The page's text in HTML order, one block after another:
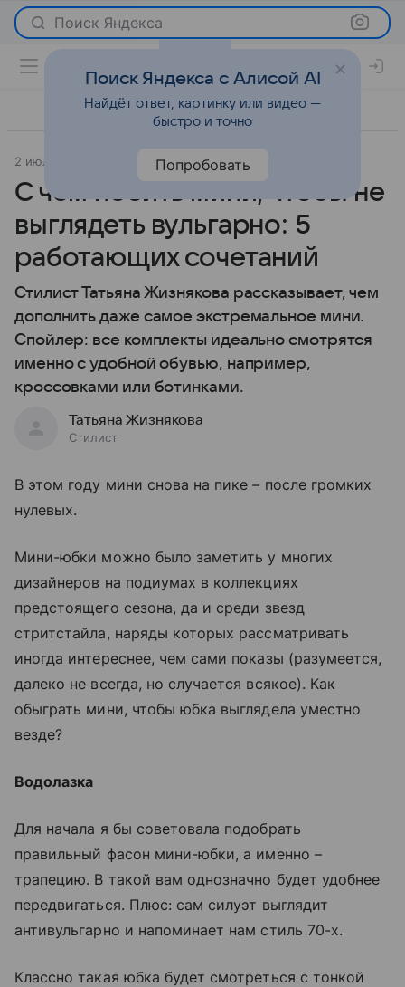
Поиск Яндекса
2 июля 2022
С чем носить мини, чтобы не
выглядеть вульгарно: 5
работающих сочетаний
Стилист Татьяна Жизнякова рассказывает, чем
дополнить даже самое экстремальное мини.
Спойлер: все комплекты идеально смотрятся
именно с удобной обувью, например,
кроссовками или ботинками.
Татьяна Жизнякова
Стилист
В этом году мини снова на пике – после громких
нулевых.
Мини-юбки можно было заметить у многих
дизайнеров на подиумах в коллекциях
предстоящего сезона, да и среди звезд
стритстайла, наряды которых рассматривать
иногда интереснее, чем сами показы (разумеется,
далеко не всегда, но случается всякое). Как
обыграть мини, чтобы юбка выглядела уместно
везде?
Водолазка
Для начала я бы советовала подобрать
правильный фасон мини-юбки, а именно –
трапецию. В такой вам однозначно будет удобнее
передвигаться. Плюс: сам силуэт выглядит
антивульгарно и напоминает нам стиль 70-х.
Классно такая юбка будет смотреться с тонкой
Поиск Яндекса с Алисой AI
Найдёт ответ, картинку или видео —
быстро и точно
Попробовать